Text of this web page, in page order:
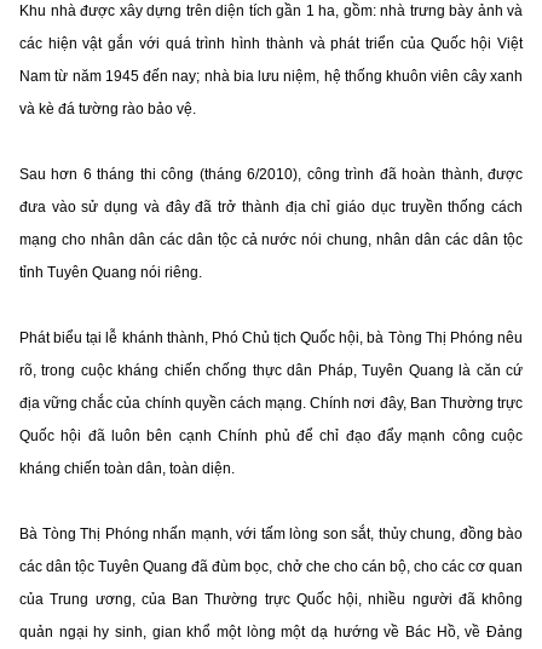
Khu nhà được xây dựng trên diện tích gần 1 ha, gồm: nhà trưng bày ảnh và
các hiện vật gắn với quá trình hình thành và phát triển của Quốc hội Việt
Nam từ năm 1945 đến nay; nhà bia lưu niệm, hệ thống khuôn viên cây xanh
và kè đá tường rào bảo vệ.
Sau hơn 6 tháng thi công (tháng 6/2010), công trình đã hoàn thành, được
đưa vào sử dụng và đây đã trở thành địa chỉ giáo dục truyền thống cách
mạng cho nhân dân các dân tộc cả nước nói chung, nhân dân các dân tộc
tỉnh Tuyên Quang nói riêng.
Phát biểu tại lễ khánh thành, Phó Chủ tịch Quốc hội, bà Tòng Thị Phóng nêu
rõ, trong cuộc kháng chiến chống thực dân Pháp, Tuyên Quang là căn cứ
địa vững chắc của chính quyền cách mạng. Chính nơi đây, Ban Thường trực
Quốc hội đã luôn bên cạnh Chính phủ để chỉ đạo đẩy mạnh công cuộc
kháng chiến toàn dân, toàn diện.
Bà Tòng Thị Phóng nhấn mạnh, với tấm lòng son sắt, thủy chung, đồng bào
các dân tộc Tuyên Quang đã đùm bọc, chở che cho cán bộ, cho các cơ quan
của Trung ương, của Ban Thường trực Quốc hội, nhiều người đã không
quản ngại hy sinh, gian khổ một lòng một dạ hướng về Bác Hồ, về Đảng